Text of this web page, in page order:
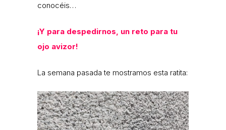
conocéis…
¡Y para despedirnos, un reto para tu
ojo avizor!
La semana pasada te mostramos esta ratita: